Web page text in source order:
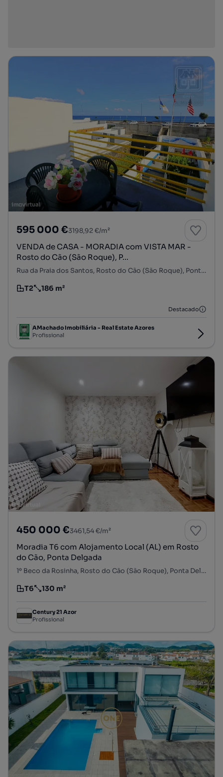
595 000 €3198,92 €/m²
VENDA de CASA - MORADIA com VISTA MAR -
Rosto do Cão (São Roque), P...
Rua da Praia dos Santos, Rosto do Cão (São Roque), Ponta Delgada, Ilha de São Miguel
Tipologia
T2
Preço por metro quadrado
186 m²
Destacado
AMachado Imobiliária - Real Estate Azores
Profissional
450 000 €3461,54 €/m²
Moradia T6 com Alojamento Local (AL) em Rosto
do Cão, Ponta Delgada
1º Beco da Rosinha, Rosto do Cão (São Roque), Ponta Delgada, Ilha de São Miguel
Tipologia
T6
Preço por metro quadrado
130 m²
Century 21 Azor
Profissional